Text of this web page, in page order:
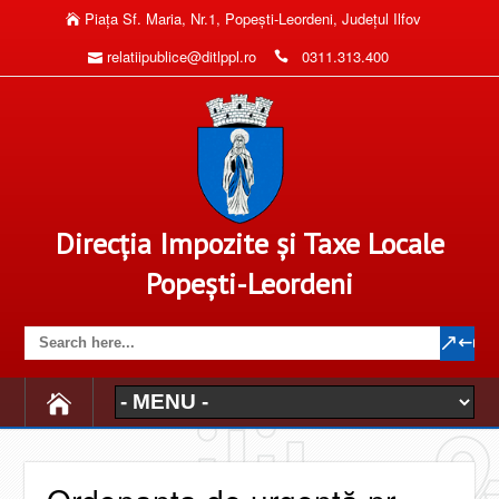
Piaţa Sf. Maria, Nr.1, Popeşti-Leordeni, Judeţul Ilfov
relatiipublice@ditlppl.ro
0311.313.400
Direcția Impozite și Taxe Locale
Popești-Leordeni